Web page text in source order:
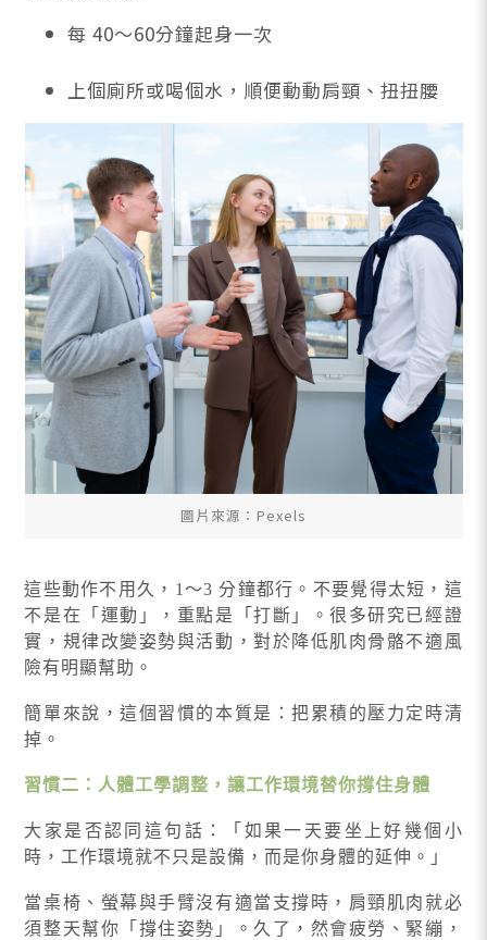
每 40～60分鐘起身一次
上個廁所或喝個水，順便動動肩頸、扭扭腰
圖片來源：Pexels
這些動作不用久，1～3 分鐘都行。不要覺得太短，這
不是在「運動」，重點是「打斷」。很多研究已經證
實，規律改變姿勢與活動，對於降低肌肉骨骼不適風
險有明顯幫助。
簡單來說，這個習慣的本質是：把累積的壓力定時清
掉。
習慣二：人體工學調整，讓工作環境替你撐住身體
大家是否認同這句話：「如果一天要坐上好幾個小
時，工作環境就不只是設備，而是你身體的延伸。」
當桌椅、螢幕與手臂沒有適當支撐時，肩頸肌肉就必
須整天幫你「撐住姿勢」。久了，然會疲勞、緊繃，